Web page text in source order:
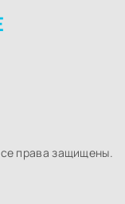
права защищены.